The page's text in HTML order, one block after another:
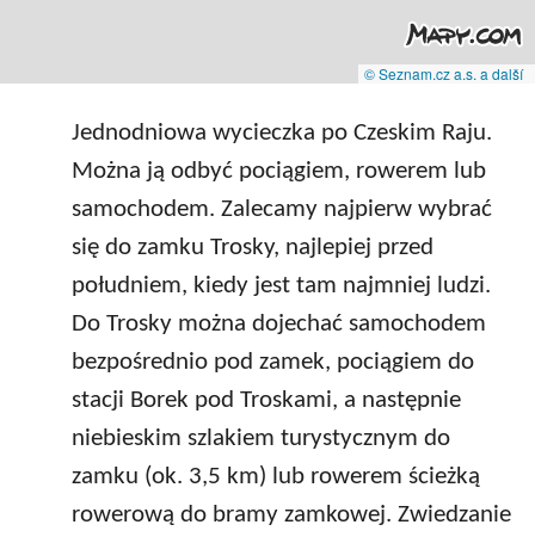
© Seznam.cz a.s. a další
Jednodniowa wycieczka po Czeskim Raju.
Można ją odbyć pociągiem, rowerem lub
samochodem. Zalecamy najpierw wybrać
się do zamku Trosky, najlepiej przed
południem, kiedy jest tam najmniej ludzi.
Do Trosky można dojechać samochodem
bezpośrednio pod zamek, pociągiem do
stacji Borek pod Troskami, a następnie
niebieskim szlakiem turystycznym do
zamku (ok. 3,5 km) lub rowerem ścieżką
rowerową do bramy zamkowej. Zwiedzanie